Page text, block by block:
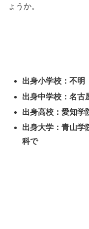
ょうか。
出身小学校：不明
出身中学校：名古
出身高校：愛知学
出身大学：青山学
科で